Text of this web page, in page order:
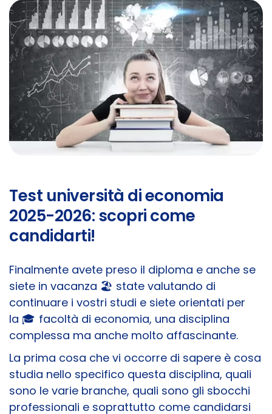
Test università di economia
2025-2026: scopri come
candidarti!
Finalmente avete preso il diploma e anche se
siete in vacanza 🏖️ state valutando di
continuare i vostri studi e siete orientati per
la 🎓 facoltà di economia, una disciplina
complessa ma anche molto affascinante.
La prima cosa che vi occorre di sapere è cosa
studia nello specifico questa disciplina, quali
sono le varie branche, quali sono gli sbocchi
professionali e soprattutto come candidarsi